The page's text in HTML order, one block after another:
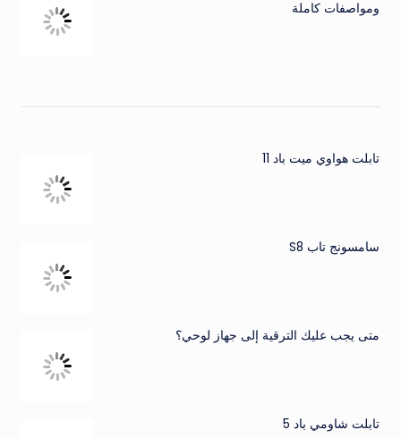
ومواصفات كاملة
تابلت هواوي ميت باد 11
سامسونج تاب S8
متى يجب عليك الترقية إلى جهاز لوحي؟
تابلت شاومي باد 5